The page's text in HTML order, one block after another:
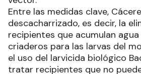
Entre las medidas clave,
descacharrizado, es decir, la
recipientes que acumulan
criaderos para las larvas del
el uso del larvicida biológico
tratar recipientes que no